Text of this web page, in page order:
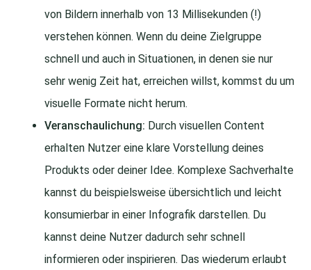
von Bildern innerhalb von 13 Millisekunden (!)
verstehen können. Wenn du deine Zielgruppe
schnell und auch in Situationen, in denen sie nur
sehr wenig Zeit hat, erreichen willst, kommst du um
visuelle Formate nicht herum.
Veranschaulichung: Durch visuellen Content
erhalten Nutzer eine klare Vorstellung deines
Produkts oder deiner Idee. Komplexe Sachverhalte
kannst du beispielsweise übersichtlich und leicht
konsumierbar in einer Infografik darstellen. Du
kannst deine Nutzer dadurch sehr schnell
informieren oder inspirieren. Das wiederum erlaubt